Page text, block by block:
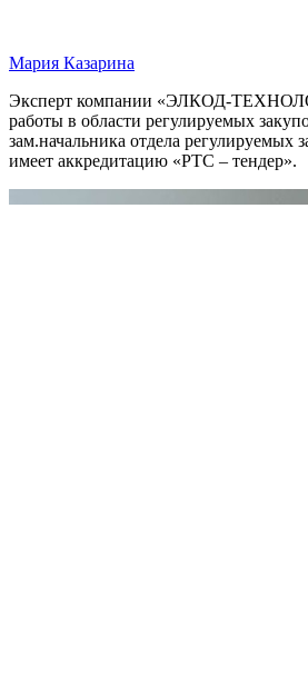
Мария Казарина
Эксперт компании «ЭЛКОД-
работы в области регулируемых
зам.начальника отдела регулируемых
имеет аккредитацию «РТС – тендер».